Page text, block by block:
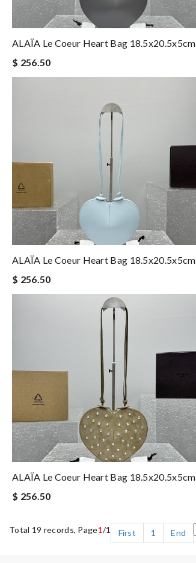
ALAÏA Le Coeur Heart Bag 18.5x20.5x5cm
$ 256.50
ALAÏA Le Coeur Heart Bag 18.5x20.5x5cm
$ 256.50
ALAÏA Le Coeur Heart Bag 18.5x20.5x5cm
$ 256.50
Total 19 records, Page1/1 First 1 End